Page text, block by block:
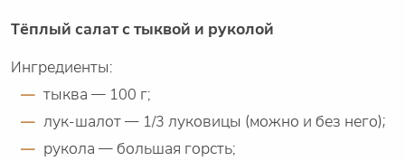
Тёплый салат с тыквой и руколой
Ингредиенты:
тыква — 100 г;
лук-шалот — 1/3 луковицы (можно и без него);
рукола — большая горсть;